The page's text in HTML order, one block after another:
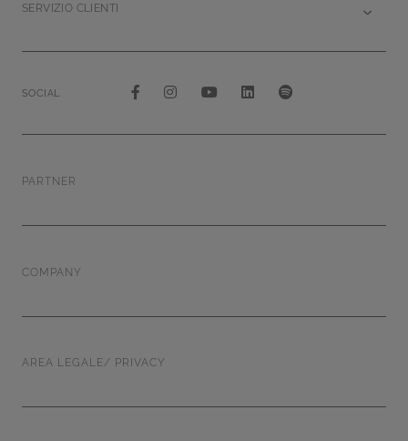
SERVIZIO CLIENTI
SOCIAL
PARTNER
COMPANY
AREA LEGALE/ PRIVACY